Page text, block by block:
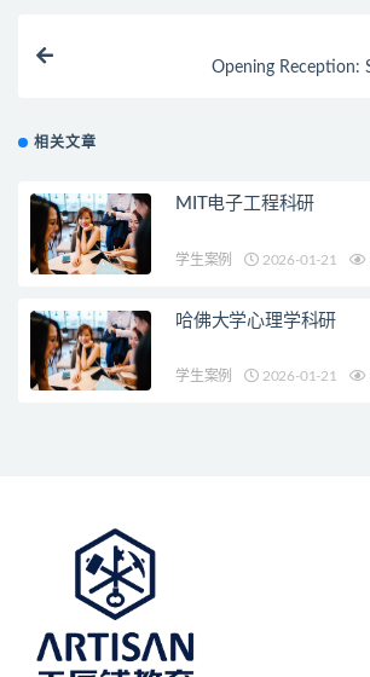
Opening Reception:
相关文章
MIT电子工程科研
学生案例 2026-01-21
哈佛大学心理学科研
学生案例 2026-01-21